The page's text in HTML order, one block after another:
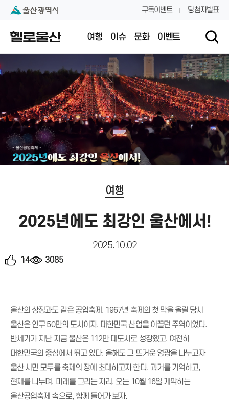
본문 내용 바로가기
대메뉴 바로가기 구독이벤트 당첨자발표
여행 이슈 문화 이벤트
여행
2025년에도 최강인 울산에서!
2025.10.02
14 3085
울산의 상징과도 같은 공업축제. 1967년 축제의 첫 막을 올릴 당시
울산은 인구 50만의 도시이자, 대한민국 산업을 이끌던 주역이었다.
반세기가 지난 지금 울산은 112만 대도시로 성장했고, 여전히
대한민국의 중심에서 뛰고 있다. 올해도 그 뜨거운 영광을 나누고자
울산 시민 모두를 축제의 장에 초대하고자 한다. 과거를 기억하고,
현재를 나누며, 미래를 그리는 자리. 오는 10월 16일 개막하는
울산공업축제 속으로, 함께 들어가 보자.